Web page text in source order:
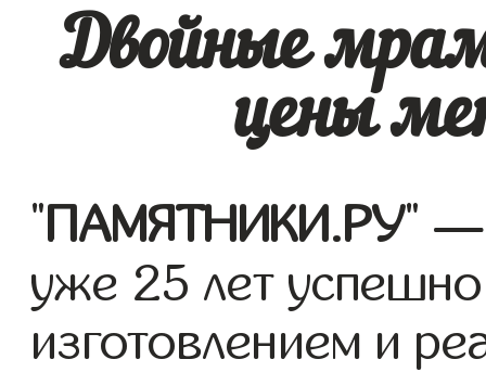
Двойные
цены
"ПАМЯТНИКИ.РУ" —
уже 25 лет
изготовлением и